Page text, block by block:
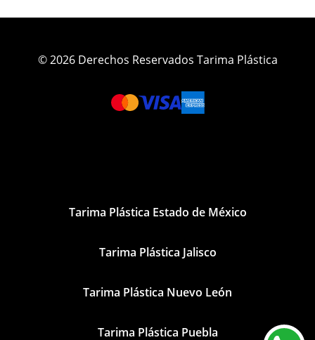
© 2026 Derechos Reservados Tarima Plástica
Tarima Plástica Estado de México
Tarima Plástica Jalisco
Tarima Plástica Nuevo León
Tarima Plástica Puebla